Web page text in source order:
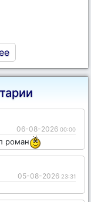
06-08-2026 00:00
роман
05-08-2026 23:31